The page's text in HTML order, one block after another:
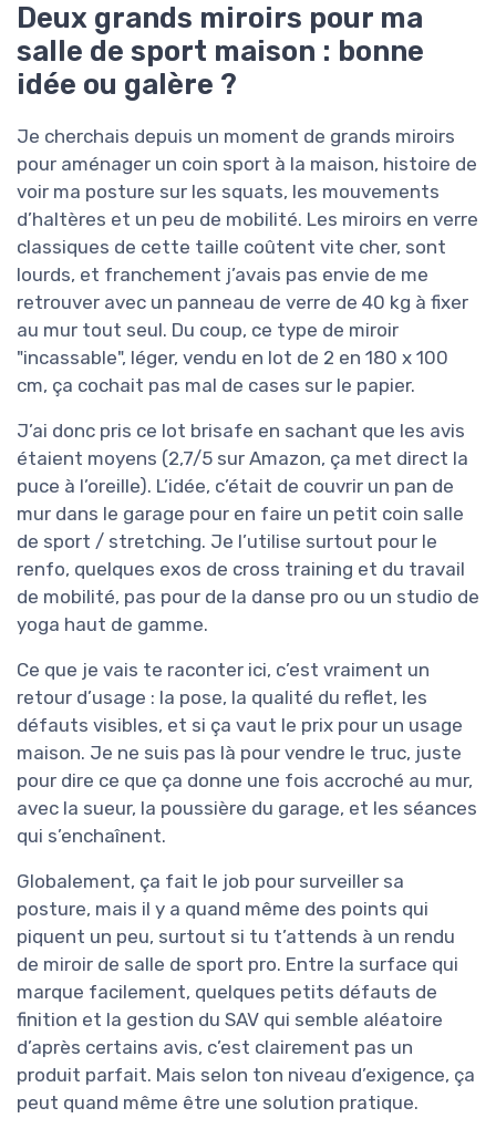
Deux grands miroirs pour ma
salle de sport maison : bonne
idée ou galère ?
Je cherchais depuis un moment de grands miroirs
pour aménager un coin sport à la maison, histoire de
voir ma posture sur les squats, les mouvements
d’haltères et un peu de mobilité. Les miroirs en verre
classiques de cette taille coûtent vite cher, sont
lourds, et franchement j’avais pas envie de me
retrouver avec un panneau de verre de 40 kg à fixer
au mur tout seul. Du coup, ce type de miroir
"incassable", léger, vendu en lot de 2 en 180 x 100
cm, ça cochait pas mal de cases sur le papier.
J’ai donc pris ce lot brisafe en sachant que les avis
étaient moyens (2,7/5 sur Amazon, ça met direct la
puce à l’oreille). L’idée, c’était de couvrir un pan de
mur dans le garage pour en faire un petit coin salle
de sport / stretching. Je l’utilise surtout pour le
renfo, quelques exos de cross training et du travail
de mobilité, pas pour de la danse pro ou un studio de
yoga haut de gamme.
Ce que je vais te raconter ici, c’est vraiment un
retour d’usage : la pose, la qualité du reflet, les
défauts visibles, et si ça vaut le prix pour un usage
maison. Je ne suis pas là pour vendre le truc, juste
pour dire ce que ça donne une fois accroché au mur,
avec la sueur, la poussière du garage, et les séances
qui s’enchaînent.
Globalement, ça fait le job pour surveiller sa
posture, mais il y a quand même des points qui
piquent un peu, surtout si tu t’attends à un rendu
de miroir de salle de sport pro. Entre la surface qui
marque facilement, quelques petits défauts de
finition et la gestion du SAV qui semble aléatoire
d’après certains avis, c’est clairement pas un
produit parfait. Mais selon ton niveau d’exigence, ça
peut quand même être une solution pratique.